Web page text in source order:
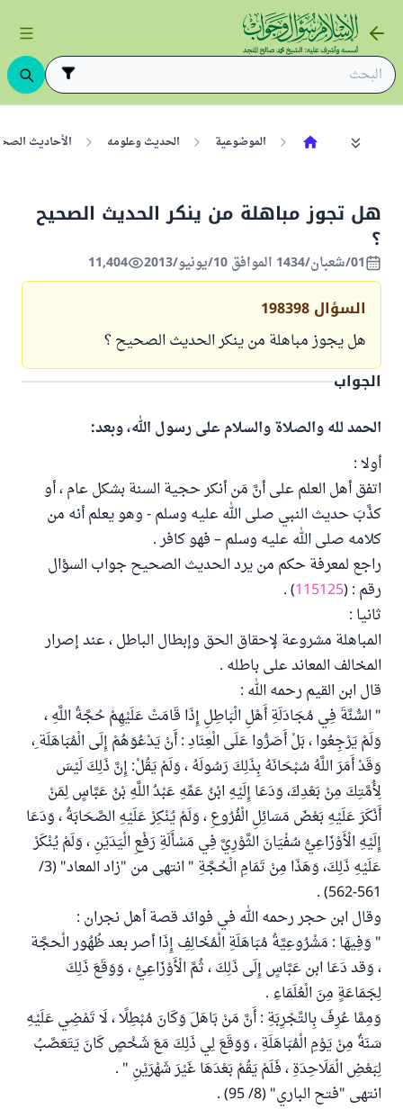
الموضوعية الحديث وعلومه الأحاديث
هل تجوز مباهلة من ينكر الحديث الصحيح
؟
01/شعبان/1434 الموافق 10/يونيو/2013 11,404
السؤال 198398
هل يجوز مباهلة من ينكر الحديث الصحيح ؟
الجواب
الحمد لله والصلاة والسلام على رسول الله، وبعد:
أولا :
اتفق أهل العلم على أنَّ مَن أنكر حجية السنة بشكل عام ، أو
كذَّبَ حديث النبي صلى الله عليه وسلم - وهو يعلم أنه من
كلامه صلى الله عليه وسلم – فهو كافر .
راجع لمعرفة حكم من يرد الحديث الصحيح جواب السؤال
رقم : (115125
) .
ثانيا :
المباهلة مشروعة لإحقاق الحق وإبطال الباطل ، عند إصرار
المخالف المعاند على باطله .
قال ابن القيم رحمه الله :
" السُّنَّةَ فِي مُجَادَلَةِ أَهْلِ الْبَاطِلِ إِذَا قَامَتْ عَلَيْهِمْ حُجَّةُ اللَّهِ ،
وَلَمْ يَرْجِعُوا ، بَلْ أَصَرُّوا عَلَى الْعِنَادِ : أَنْ يَدْعُوَهُمْ إِلَى الْمُبَاهَلَة ِ،
وَقَدْ أَمَرَ اللَّهُ سُبْحَانَهُ بِذَلِكَ رَسُولَهُ ، وَلَمْ يَقُلْ: إِنَّ ذَلِكَ لَيْسَ
لِأُمَّتِكَ مِنْ بَعْدِكَ، وَدَعَا إِلَيْهِ ابْنُ عَمِّهِ عَبْدُ اللَّهِ بْنُ عَبَّاسٍ لِمَنْ
أَنْكَرَ عَلَيْهِ بَعْضَ مَسَائِلِ الْفُرُوعِ ، وَلَمْ يُنْكِرْ عَلَيْهِ الصَّحَابَةُ ، وَدَعَا
إِلَيْهِ الْأَوْزَاعِيُّ سُفْيَانَ الثَّوْرِيَّ فِي مَسْأَلَةِ رَفْعِ الْيَدَيْنِ ، وَلَمْ يُنْكَرْ
عَلَيْهِ ذَلِكَ، وَهَذَا مِنْ تَمَامِ الْحُجَّةِ " انتهى من "زاد المعاد" (3/
561-562) .
وقال ابن حجر رحمه الله في فوائد قصة أهل نجران :
" وَفِيهَا : مَشْرُوعِيَّةُ مُبَاهَلَةِ الْمُخَالِفِ إِذَا أصر بعد ظُهُور الْحجَّة
، وَقد دَعَا ابن عَبَّاسٍ إِلَى ذَلِكَ ، ثُمَّ الْأَوْزَاعِيُّ ، وَوَقَعَ ذَلِكَ
لِجَمَاعَةٍ مِنَ الْعُلَمَاءِ .
وَمِمَّا عُرِفَ بِالتَّجْرِبَةِ : أَنَّ مَنْ بَاهَلَ وَكَانَ مُبْطِلًا ، لَا تَمْضِي عَلَيْهِ
سَنَةٌ مِنْ يَوْمِ الْمُبَاهَلَةِ ، وَوَقَعَ لِي ذَلِكَ مَعَ شَخْصٍ كَانَ يَتَعَصَّبُ
لِبَعْضِ الْمَلَاحِدَةِ ، فَلَمْ يَقُمْ بَعْدَهَا غَيْرَ شَهْرَيْنِ " .
انتهى "فتح الباري" (8/ 95) .